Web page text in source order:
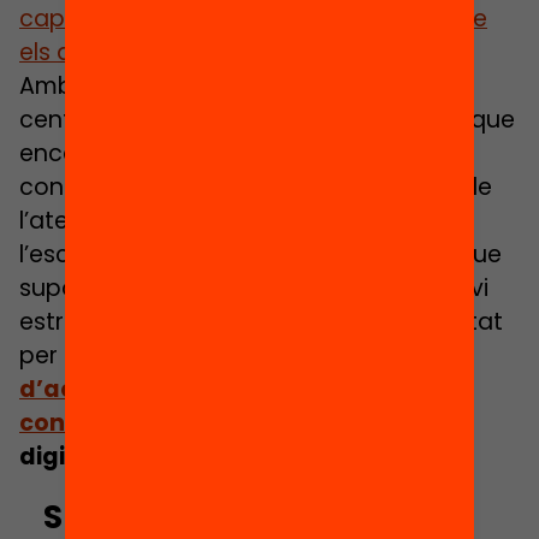
capacitat de verificar i qüestionar el que
els alumnes veuen i llegeixen
Amb tot, la realitat que avui viuen els
centres i els seus professionals mostra que
encara queda molt de camí per fer. Els
conflictes que hi ha avui dia al voltant de
l’aterratge d’equipaments digitals a
l’escola catalana reflecteixen el repte que
suposa aquesta transformació. Un canvi
estructural que és també una oportunitat
per avançar, des de diferents
d’acció i amb diferents objectius
concrets
digital)
Subscriu-te al butlletí per